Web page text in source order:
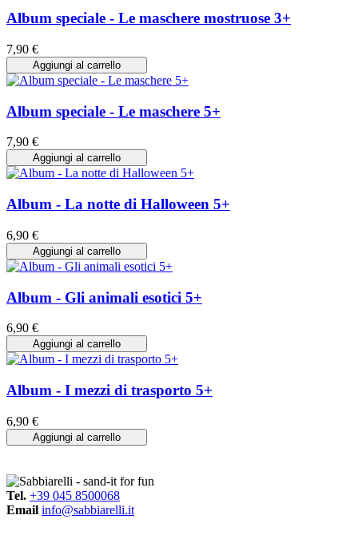
Album speciale - Le maschere mostruose 3+
7,90 €
Aggiungi al carrello
Album speciale - Le maschere 5+
7,90 €
Aggiungi al carrello
Album - La notte di Halloween 5+
6,90 €
Aggiungi al carrello
Album - Gli animali esotici 5+
6,90 €
Aggiungi al carrello
Album - I mezzi di trasporto 5+
6,90 €
Aggiungi al carrello
Tel. +39 045 8500068
Email info@sabbiarelli.it